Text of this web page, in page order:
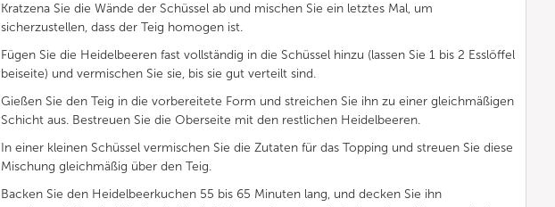
Kratzena Sie die Wände der Schüssel ab und mischen Sie ein letztes Mal, um
sicherzustellen, dass der Teig homogen ist.
Fügen Sie die Heidelbeeren fast vollständig in die Schüssel hinzu (lassen Sie 1 bis 2 Esslöffel
beiseite) und vermischen Sie sie, bis sie gut verteilt sind.
Gießen Sie den Teig in die vorbereitete Form und streichen Sie ihn zu einer gleichmäßigen
Schicht aus. Bestreuen Sie die Oberseite mit den restlichen Heidelbeeren.
In einer kleinen Schüssel vermischen Sie die Zutaten für das Topping und streuen Sie diese
Mischung gleichmäßig über den Teig.
Backen Sie den Heidelbeerkuchen 55 bis 65 Minuten lang, und decken Sie ihn